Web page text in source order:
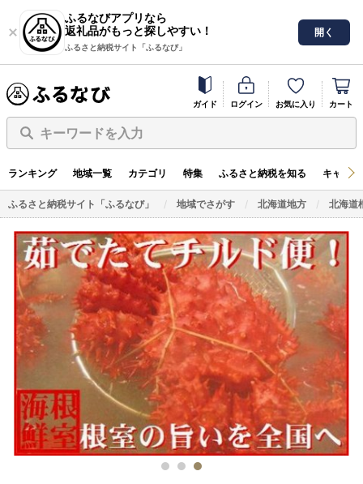
ふるなびアプリなら
返礼品がもっと探しやすい！
ふるさと納税サイト「ふるなび」
開く
ガイド ログイン お気に入り カート
キーワードを入力
ランキング 地域一覧 カテゴリ 特集 ふるさと納税を知る キャン
ふるさと納税サイト「ふるなび」 地域でさがす 北海道地方 北海道